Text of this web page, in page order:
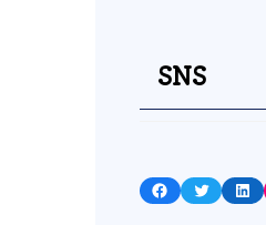
SNS
Facebook Twitter LinkedIn